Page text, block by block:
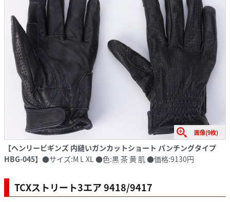
画像(9枚)
【ヘンリービギンズ 内縫いガンカットショート パンチングタイプ
HBG-045】 ●サイズ:M L XL ●色:黒 茶 黄 肌 ●価格:9130円
TCXストリート3エア 9418/9417